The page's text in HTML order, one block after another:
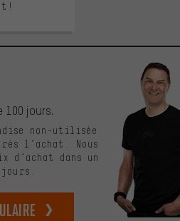
100 jours.
non-utilisée
l’achat. Nous
d’achat dans un